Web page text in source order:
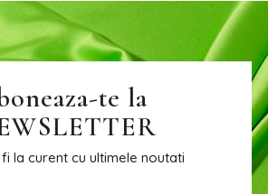
te la
la curent cu ultimele noutati